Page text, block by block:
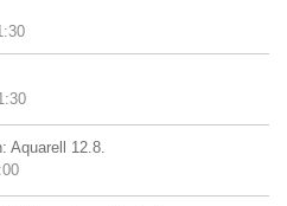
Aquarell 12.8.